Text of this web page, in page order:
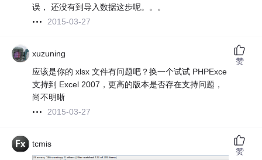
误， 还没有到导入数据这步呢。。。
2015-03-27
xuzuning
应该是你的 xlsx 文件有问题吧？换一个试试 PHPExce
支持到 Excel 2007，更高的版本是否存在支持问题，
尚不明晰
2015-03-27
赞
tcmis
赞